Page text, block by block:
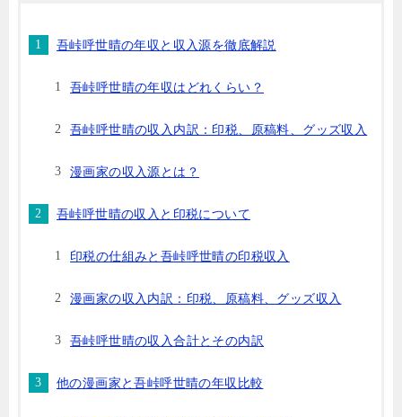
吾峠呼世晴の年収と収入源を徹底解説
吾峠呼世晴の年収はどれくらい？
吾峠呼世晴の収入内訳：印税、原稿料、グッズ収入
漫画家の収入源とは？
吾峠呼世晴の収入と印税について
印税の仕組みと吾峠呼世晴の印税収入
漫画家の収入内訳：印税、原稿料、グッズ収入
吾峠呼世晴の収入合計とその内訳
他の漫画家と吾峠呼世晴の年収比較